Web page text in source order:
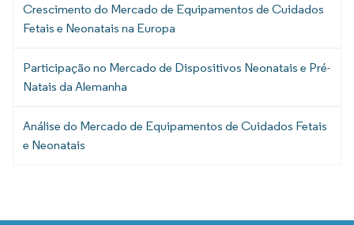
Crescimento do Mercado de Equipamentos de Cuidados
Fetais e Neonatais na Europa
Participação no Mercado de Dispositivos Neonatais e Pré-
Natais da Alemanha
Análise do Mercado de Equipamentos de Cuidados Fetais
e Neonatais